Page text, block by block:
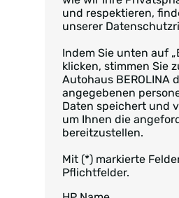
und respektieren,
unserer
Indem Sie unten auf
klicken, stimmen Sie
Autohaus BEROLINA
angegebenen
Daten speichert und
um Ihnen die
bereitzustellen.
Mit (*) markierte
Pflichtfelder.